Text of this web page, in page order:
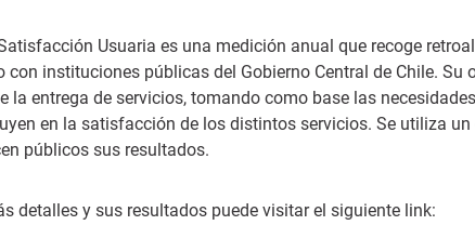
Usuaria es una medición anual que recoge
con instituciones públicas del Gobierno Central de Chile.
la entrega de servicios, tomando como base las
en la satisfacción de los distintos servicios. Se utiliza
públicos sus resultados.
detalles y sus resultados puede visitar el siguiente link: